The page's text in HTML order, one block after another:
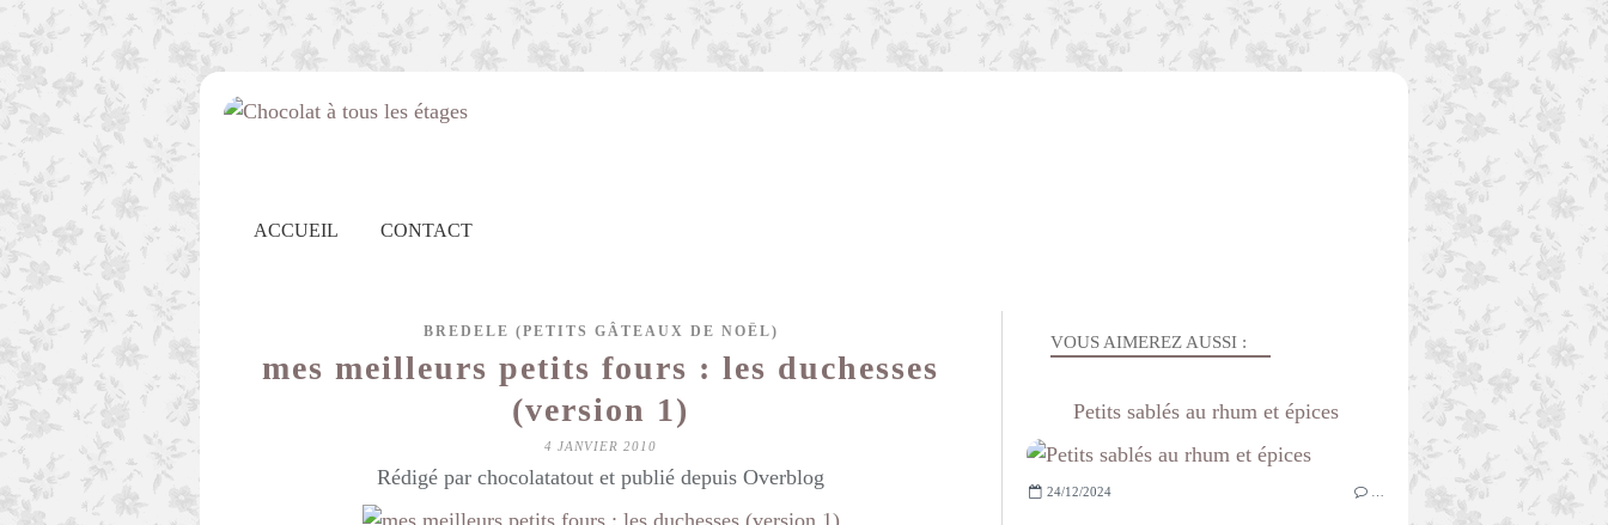
ACCUEIL CONTACT
BREDELE (PETITS GÂTEAUX DE NOËL)
mes meilleurs petits fours : les duchesses
(version 1)
4 JANVIER 2010
Rédigé par chocolatatout et publié depuis Overblog
VOUS AIMEREZ AUSSI :
Petits sablés au rhum et épices
24/12/2024